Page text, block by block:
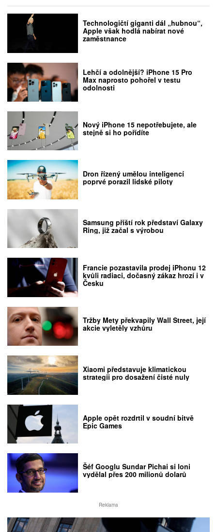
Technologičtí giganti dál „hubnou“,
Apple však hodlá nabírat nové
zaměstnance
Lehčí a odolnější? iPhone 15 Pro
Max naprosto pohořel v testu
odolnosti
Nový iPhone 15 nepotřebujete, ale
stejně si ho pořídíte
Dron řízený umělou inteligencí
poprvé porazil lidské piloty
Samsung příští rok představí Galaxy
Ring, již začal s výrobou
Francie pozastavila prodej iPhonu 12
kvůli radiaci, dočasný zákaz hrozí i v
Česku
Tržby Mety překvapily Wall Street, její
akcie vyletěly vzhůru
Xiaomi představuje klimatickou
strategii pro dosažení čisté nuly
Apple opět rozdrtil v soudní bitvě
Epic Games
Šéf Googlu Sundar Pichai si loni
vydělal přes 200 milionů dolarů
Reklama